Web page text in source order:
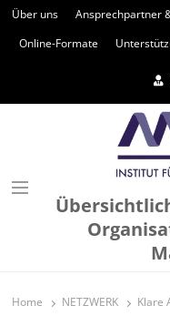
Über uns Ansprechpartner
Online-Formate
Home NETZWERK Klare